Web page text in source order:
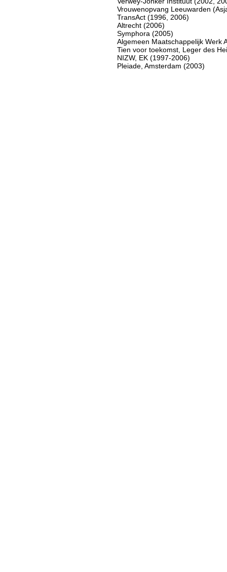
Vrouwenopvang Leeuwarden
TransAct (1996, 2006)
Altrecht (2006)
Symphora (2005)
Algemeen Maatschappelijk Werk
Tien voor toekomst, Leger des
NIZW, EK (1997-2006)
Pleiade, Amsterdam (2003)